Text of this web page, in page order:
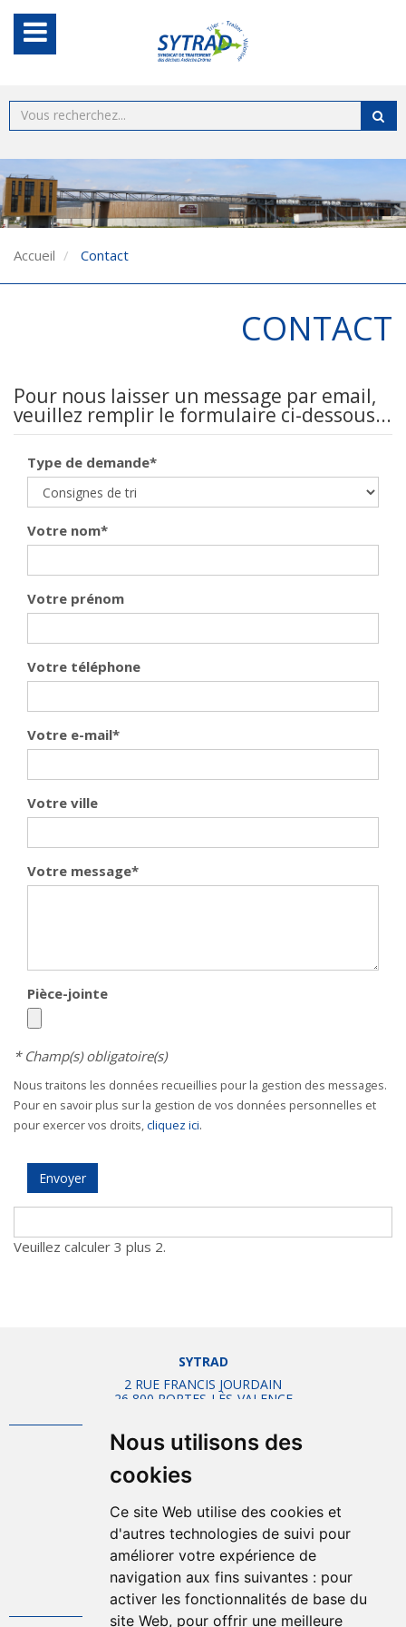
Nous utilisons des
cookies
Ce site Web utilise des cookies et
d'autres technologies de suivi pour
améliorer votre expérience de
navigation aux fins suivantes : pour
activer les fonctionnalités de base du
site Web, pour offrir une meilleure
Accueil Contact
CONTACT
Pour nous laisser un message par email,
veuillez remplir le formulaire ci-dessous...
Type de demande*
Votre nom*
Votre prénom
Votre téléphone
Votre e-mail*
Votre ville
Votre message*
Pièce-jointe
* Champ(s) obligatoire(s)
Nous traitons les données recueillies pour la gestion des messages.
Pour en savoir plus sur la gestion de vos données personnelles et
pour exercer vos droits,cliquez ici.
Veuillez calculer 3 plus 2.
SYTRAD
2 RUE FRANCIS JOURDAIN
26 800 PORTES-LÈS-VALENCE
Plan d'accès
Plan du site
Offres d'emplois
Politique de confidentialité
Gestion des cookies
FAQ